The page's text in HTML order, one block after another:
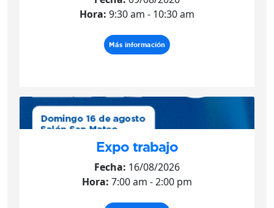
Hora: 9:30 am - 10:30 am
Más información
Expo trabajo
Fecha: 16/08/2026
Hora: 7:00 am - 2:00 pm